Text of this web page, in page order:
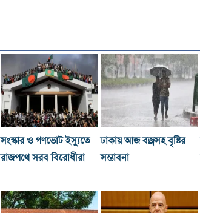
সংস্কার ও গণভোট ইস্যুতে
রাজপথে সরব বিরোধীরা
ঢাকায় আজ বজ্রসহ বৃষ্টির
সম্ভাবনা